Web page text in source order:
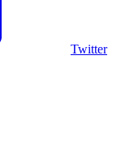
Twitter